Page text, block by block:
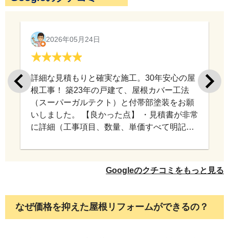
2026年05月24日
詳細な見積もりと確実な施工。30年安心の屋
根工事！ 築23年の戸建て、屋根カバー工法
（スーパーガルテクト）と付帯部塗装をお願
いしました。 【良かった点】 ・見積書が非常
に詳細（工事項目、数量、単価すべて明記）
による棟板金の長期保証 ・アプリで工事進捗
充実しており、施工状況が分かる ・雨天が多
加費用なし（見積もり通り） 【検討時の不
安】 複数社で相見積もりを取ったところ、他
Googleのクチコミをもっと見る
なぜ価格を抑えた屋根リフォームができるの？